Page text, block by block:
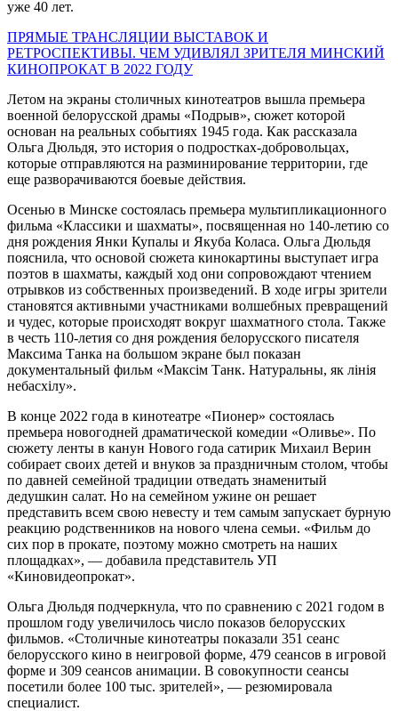
уже 40 лет.
ПРЯМЫЕ ТРАНСЛЯЦИИ ВЫСТАВОК И
РЕТРОСПЕКТИВЫ. ЧЕМ УДИВЛЯЛ ЗРИТЕЛЯ МИНСКИЙ
КИНОПРОКАТ В 2022 ГОДУ
Летом на экраны столичных кинотеатров вышла премьера
военной белорусской драмы «Подрыв», сюжет которой
основан на реальных событиях 1945 года. Как рассказала
Ольга Дюльдя, это история о подростках-добровольцах,
которые отправляются на разминирование территории, где
еще разворачиваются боевые действия.
Осенью в Минске состоялась премьера мультипликационного
фильма «Классики и шахматы», посвященная но 140-летию со
дня рождения Янки Купалы и Якуба Коласа. Ольга Дюльдя
пояснила, что основой сюжета кинокартины выступает игра
поэтов в шахматы, каждый ход они сопровождают чтением
отрывков из собственных произведений. В ходе игры зрители
становятся активными участниками волшебных превращений
и чудес, которые происходят вокруг шахматного стола. Также
в честь 110-летия со дня рождения белорусского писателя
Максима Танка на большом экране был показан
документальный фильм «Максiм Танк. Натуральны, як лiнiя
небасхiлу».
В конце 2022 года в кинотеатре «Пионер» состоялась
премьера новогодней драматической комедии «Оливье». По
сюжету ленты в канун Нового года сатирик Михаил Верин
собирает своих детей и внуков за праздничным столом, чтобы
по давней семейной традиции отведать знаменитый
дедушкин салат. Но на семейном ужине он решает
представить всем свою невесту и тем самым запускает бурную
реакцию родственников на нового члена семьи. «Фильм до
сих пор в прокате, поэтому можно смотреть на наших
площадках», — добавила представитель УП
«Киновидеопрокат».
Ольга Дюльдя подчеркнула, что по сравнению с 2021 годом в
прошлом году увеличилось число показов белорусских
фильмов. «Столичные кинотеатры показали 351 сеанс
белорусского кино в неигровой форме, 479 сеансов в игровой
форме и 309 сеансов анимации. В совокупности сеансы
посетили более 100 тыс. зрителей», — резюмировала
специалист.